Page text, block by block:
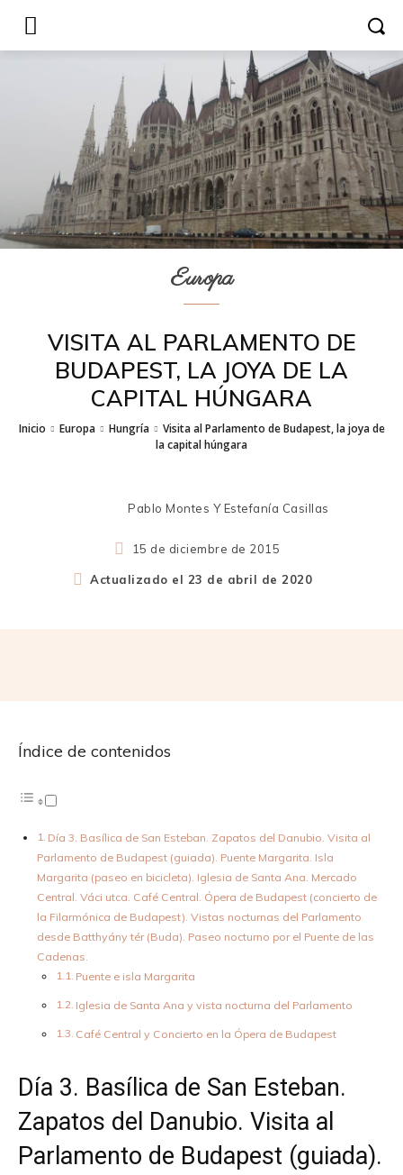
Europa
VISITA AL PARLAMENTO DE
BUDAPEST, LA JOYA DE LA
CAPITAL HÚNGARA
Inicio Europa Hungría
Visita al Parlamento de Budapest, la joya de
la capital húngara
Pablo Montes Y Estefanía Casillas
15 de diciembre de 2015
Actualizado el 23 de abril de 2020
Índice de contenidos
Día 3. Basílica de San Esteban. Zapatos del Danubio. Visita al
Parlamento de Budapest (guiada). Puente Margarita. Isla
Margarita (paseo en bicicleta). Iglesia de Santa Ana. Mercado
Central. Váci utca. Café Central. Ópera de Budapest (concierto de
la Filarmónica de Budapest). Vistas nocturnas del Parlamento
desde Batthyány tér (Buda). Paseo nocturno por el Puente de las
Cadenas.
Puente e isla Margarita
Iglesia de Santa Ana y vista nocturna del Parlamento
Café Central y Concierto en la Ópera de Budapest
Día 3. Basílica de San Esteban.
Zapatos del Danubio. Visita al
Parlamento de Budapest (guiada).